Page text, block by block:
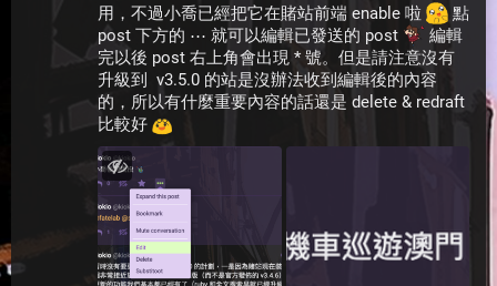
用，不過小喬已經把它在賭站前端 enable 啦
點
post 下方的 ⋯ 就可以編輯已發送的 post
編輯
完以後 post 右上角會出現 * 號。但是請注意沒有
升級到  v3.5.0 的站是沒辦法收到編輯後的內容
的，所以有什麼重要內容的話還是 delete & redraft
比較好